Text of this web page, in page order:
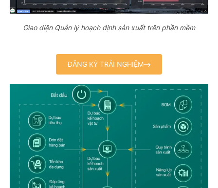
Giao diện Quản lý hoạch định sản xuất trên phần mềm
ĐĂNG KÝ TRẢI NGHIỆM